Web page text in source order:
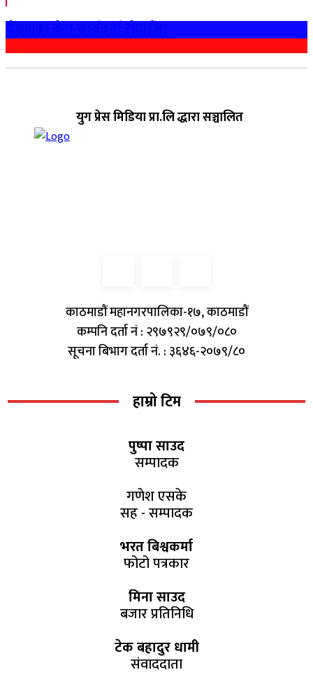
युग प्रेस मिडिया प्रा.लि द्धारा सञ्चालित
काठमाडौं महानगरपालिका-१७, काठमाडौं
कम्पनि दर्ता नं : २९७९२९/०७९/०८०
सूचना बिभाग दर्ता नं. : ३६४६-२०७९/८०
हाम्रो टिम
पुष्पा साउद
सम्पादक
गणेश एसके
सह - सम्पादक
भरत बिश्वकर्मा
फोटो पत्रकार
मिना साउद
बजार प्रतिनिधि
टेक बहादुर धामी
संवाददाता